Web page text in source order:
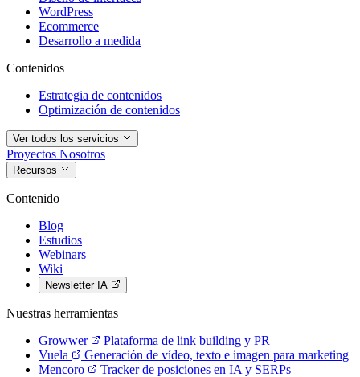
WordPress
Ecommerce
Desarrollo a medida
Contenidos
Estrategia de contenidos
Optimización de contenidos
Ver todos los servicios
Proyectos Nosotros
Recursos
Contenido
Blog
Estudios
Webinars
Wiki
Newsletter IA
Nuestras herramientas
Growwer
Plataforma de link building y PR
Vuela
Generación de vídeo, texto e imagen para marketing
Mencoro
Tracker de posiciones en IA y SERPs